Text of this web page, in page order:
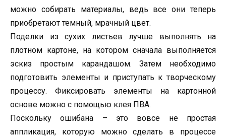
можно собирать материалы, ведь все они теперь
приобретают темный, мрачный цвет.
Поделки из сухих листьев лучше выполнять на
плотном картоне, на котором сначала выполняется
эскиз простым карандашом. Затем необходимо
подготовить элементы и приступать к творческому
процессу. Фиксировать элементы на картонной
основе можно с помощью клея ПВА.
Поскольку ошибана – это вовсе не простая
аппликация, которую можно сделать в процессе